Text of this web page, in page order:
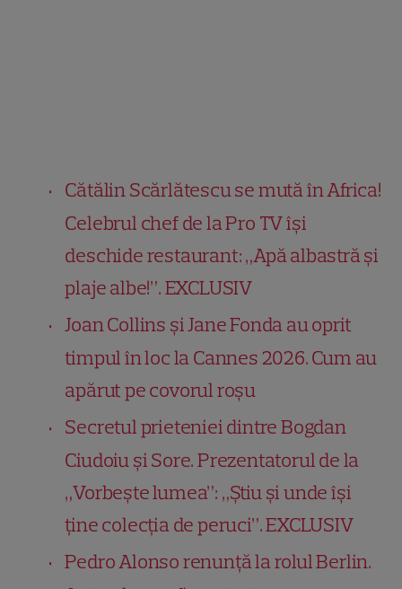
Cătălin Scărlătescu se mută în Africa!
Celebrul chef de la Pro TV își
deschide restaurant: „Apă albastră și
plaje albe!”. EXCLUSIV
Joan Collins și Jane Fonda au oprit
timpul în loc la Cannes 2026. Cum au
apărut pe covorul roșu
Secretul prieteniei dintre Bogdan
Ciudoiu și Sore. Prezentatorul de la
„Vorbește lumea”: „Știu și unde își
ține colecția de peruci”. EXCLUSIV
Pedro Alonso renunță la rolul Berlin.